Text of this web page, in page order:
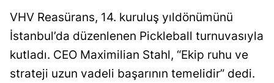
VHV Reasürans, 14. kuruluş yıldönümünü
İstanbul’da düzenlenen Pickleball turnuvasıyla
kutladı. CEO Maximilian Stahl, “Ekip ruhu ve
strateji uzun vadeli başarının temelidir” dedi.